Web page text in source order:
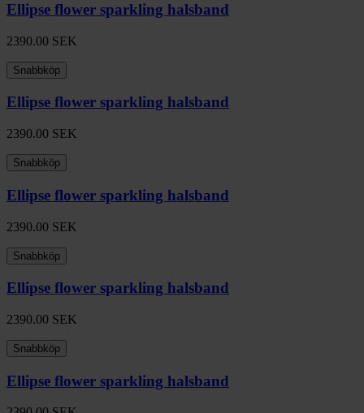
Ellipse flower sparkling halsband
2390.00 SEK
Snabbköp
Ellipse flower sparkling halsband
2390.00 SEK
Snabbköp
Ellipse flower sparkling halsband
2390.00 SEK
Snabbköp
Ellipse flower sparkling halsband
2390.00 SEK
Snabbköp
Ellipse flower sparkling halsband